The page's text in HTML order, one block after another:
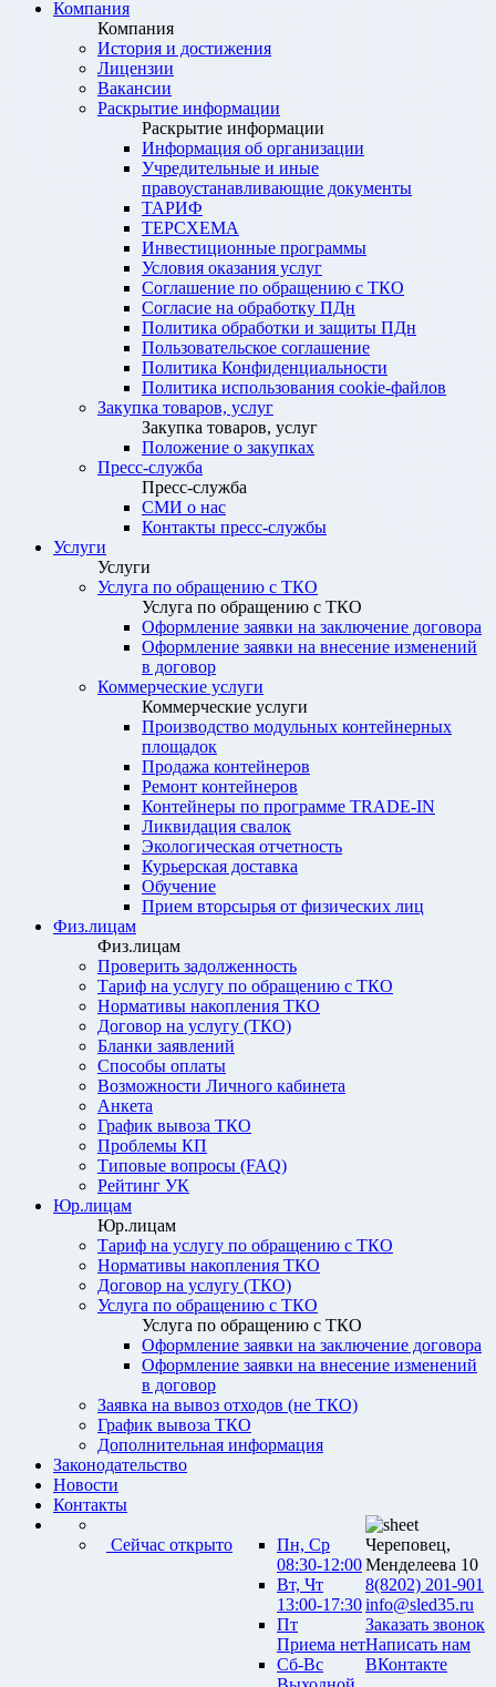
Компания
Компания
История и достижения
Лицензии
Вакансии
Раскрытие информации
Раскрытие информации
Информация об организации
Учредительные и иные
правоустанавливающие документы
ТАРИФ
ТЕРСХЕМА
Инвестиционные программы
Условия оказания услуг
Соглашение по обращению с ТКО
Согласие на обработку ПДн
Политика обработки и защиты ПДн
Пользовательское соглашение
Политика Конфиденциальности
Политика использования cookie-файлов
Закупка товаров, услуг
Закупка товаров, услуг
Положение о закупках
Пресс-служба
Пресс-служба
СМИ о нас
Контакты пресс-службы
Услуги
Услуги
Услуга по обращению с ТКО
Услуга по обращению с ТКО
Оформление заявки на заключение договора
Оформление заявки на внесение изменений
в договор
Коммерческие услуги
Коммерческие услуги
Производство модульных контейнерных
площадок
Продажа контейнеров
Ремонт контейнеров
Контейнеры по программе TRADE-IN
Ликвидация свалок
Экологическая отчетность
Курьерская доставка
Обучение
Прием вторсырья от физических лиц
Физ.лицам
Физ.лицам
Проверить задолженность
Тариф на услугу по обращению с ТКО
Нормативы накопления ТКО
Договор на услугу (ТКО)
Бланки заявлений
Способы оплаты
Возможности Личного кабинета
Анкета
График вывоза ТКО
Проблемы КП
Типовые вопросы (FAQ)
Рейтинг УК
Юр.лицам
Юр.лицам
Тариф на услугу по обращению с ТКО
Нормативы накопления ТКО
Договор на услугу (ТКО)
Услуга по обращению с ТКО
Услуга по обращению с ТКО
Оформление заявки на заключение договора
Оформление заявки на внесение изменений
в договор
Заявка на вывоз отходов (не ТКО)
График вывоза ТКО
Дополнительная информация
Законодательство
Новости
Контакты
Сейчас открыто
Пн, Ср
08:30-12:00
Вт, Чт
13:00-17:30
Пт
Приема нет
Сб-Вс
Череповец,
Менделеева 10
8(8202) 201-901
info@sled35.ru
Заказать звонок
Написать нам
ВКонтакте